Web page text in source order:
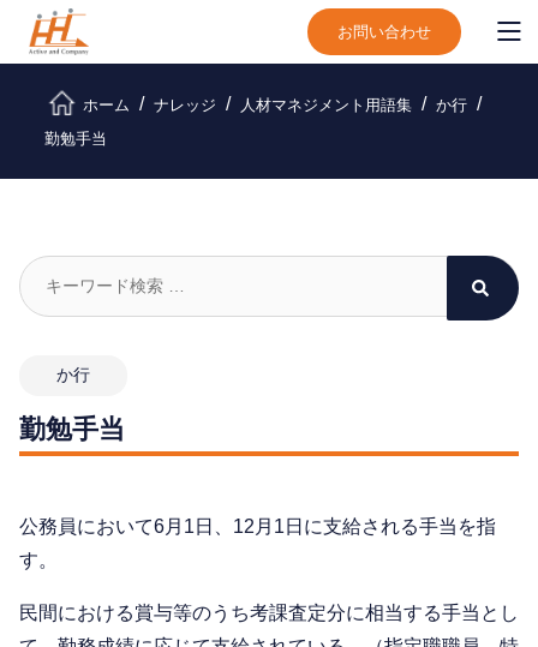
お問い合わせ
ホーム ナレッジ 人材マネジメント用語集
か行
勤勉手当
か行
勤勉手当
公務員において6月1日、12月1日に支給される手当を指
す。
民間における賞与等のうち考課査定分に相当する手当とし